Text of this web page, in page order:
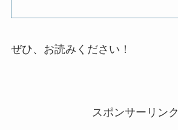
ぜひ、お読みください！
スポンサーリンク